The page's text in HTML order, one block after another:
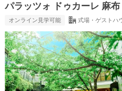
パラッツォ ドゥカーレ 麻布
オンライン見学可能 式場・ゲストハ